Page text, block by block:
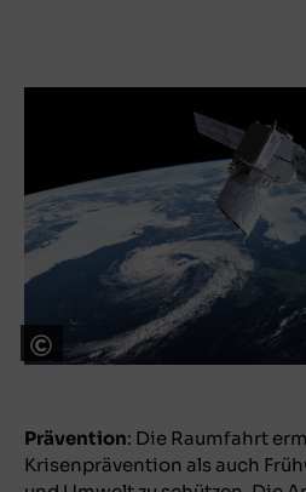
ESA
Prävention: Die Raumfahrt
Krisenprävention als auch